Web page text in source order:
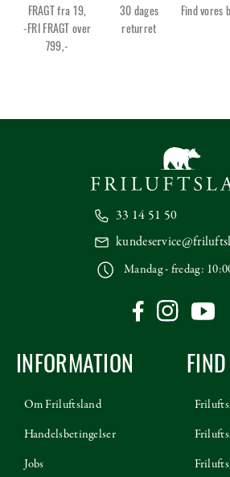
FRAGT fra 19,
-FRI FRAGT over
799,-
30 dages
returret
Find vores
33 14 51 50
Mandag - fredag:
INFORMATION
Om Friluftsland
Handelsbetingelser
Jobs